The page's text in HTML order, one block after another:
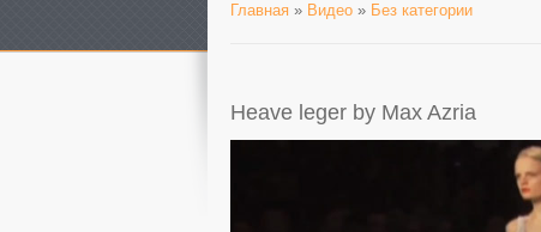
Главная » Видео » Без категории
Heave leger by Max Azria